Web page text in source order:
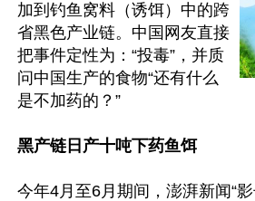
加到钓鱼窝料（诱饵）中的跨
省黑色产业链。中国网友直接
把事件定性为：“投毒”，并质
问中国生产的食物“还有什么
是不加药的？”
黑产链日产十吨下药鱼饵
今年4月至6月期间，澎湃新闻“